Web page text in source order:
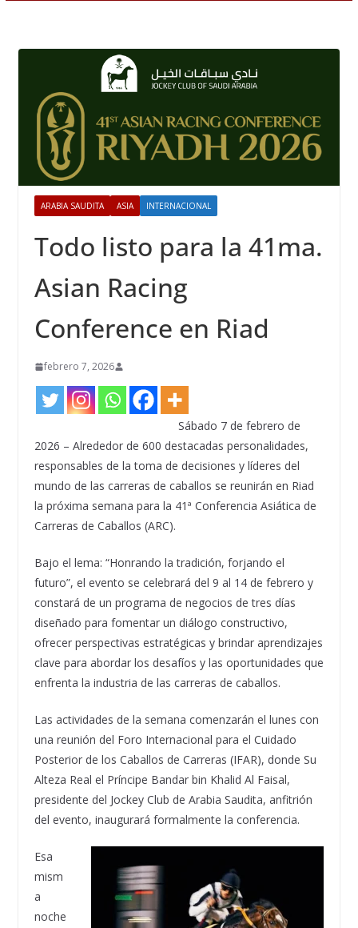
ARABIA SAUDITA ASIA INTERNACIONAL
Todo listo para la 41ma.
Asian Racing
Conference en Riad
febrero 7, 2026
Sábado 7 de febrero de
2026 – Alrededor de 600 destacadas personalidades,
responsables de la toma de decisiones y líderes del
mundo de las carreras de caballos se reunirán en Riad
la próxima semana para la 41ª Conferencia Asiática de
Carreras de Caballos (ARC).
Bajo el lema: “Honrando la tradición, forjando el
futuro”, el evento se celebrará del 9 al 14 de febrero y
constará de un programa de negocios de tres días
diseñado para fomentar un diálogo constructivo,
ofrecer perspectivas estratégicas y brindar aprendizajes
clave para abordar los desafíos y las oportunidades que
enfrenta la industria de las carreras de caballos.
Las actividades de la semana comenzarán el lunes con
una reunión del Foro Internacional para el Cuidado
Posterior de los Caballos de Carreras (IFAR), donde Su
Alteza Real el Príncipe Bandar bin Khalid Al Faisal,
presidente del Jockey Club de Arabia Saudita, anfitrión
del evento, inaugurará formalmente la conferencia.
Esa
mism
a
noche